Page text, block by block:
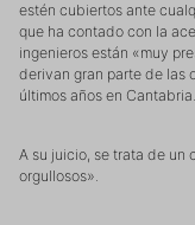
estén cubiertos ante
que ha contado con la
ingenieros están «muy
derivan gran parte de las
últimos años en Cantabria.
A su juicio, se trata de un
orgullosos».